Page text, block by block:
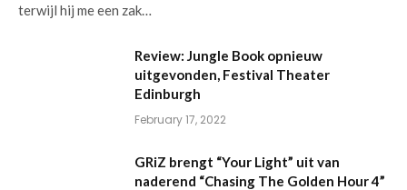
terwijl hij me een zak…
Review: Jungle Book opnieuw
uitgevonden, Festival Theater
Edinburgh
February 17, 2022
GRiZ brengt “Your Light” uit van
naderend “Chasing The Golden Hour 4”